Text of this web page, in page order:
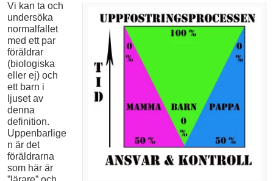
Vi kan ta och
undersöka
normalfallet
med ett par
föräldrar
(biologiska
eller ej) och
ett barn i
ljuset av
denna
definition.
Uppenbarlige
n är det
föräldrarna
som här är